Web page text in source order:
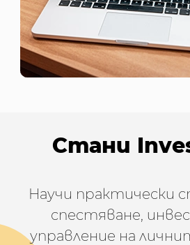
Стани
Научи практически
спестяване,
управление на